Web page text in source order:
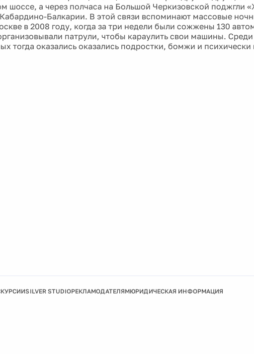
шоссе, а через полчаса на Большой Черкизовской поджгли
Балкарии. В этой связи вспоминают массовые
в 2008 году, когда за три недели были сожжены 130
патрули, чтобы караулить свои машины. Среди
тогда оказались оказались подростки, бомжи и
SILVER STUDIOРЕКЛАМОДАТЕЛЯМЮРИДИЧЕСКАЯ ИНФОРМАЦИЯ